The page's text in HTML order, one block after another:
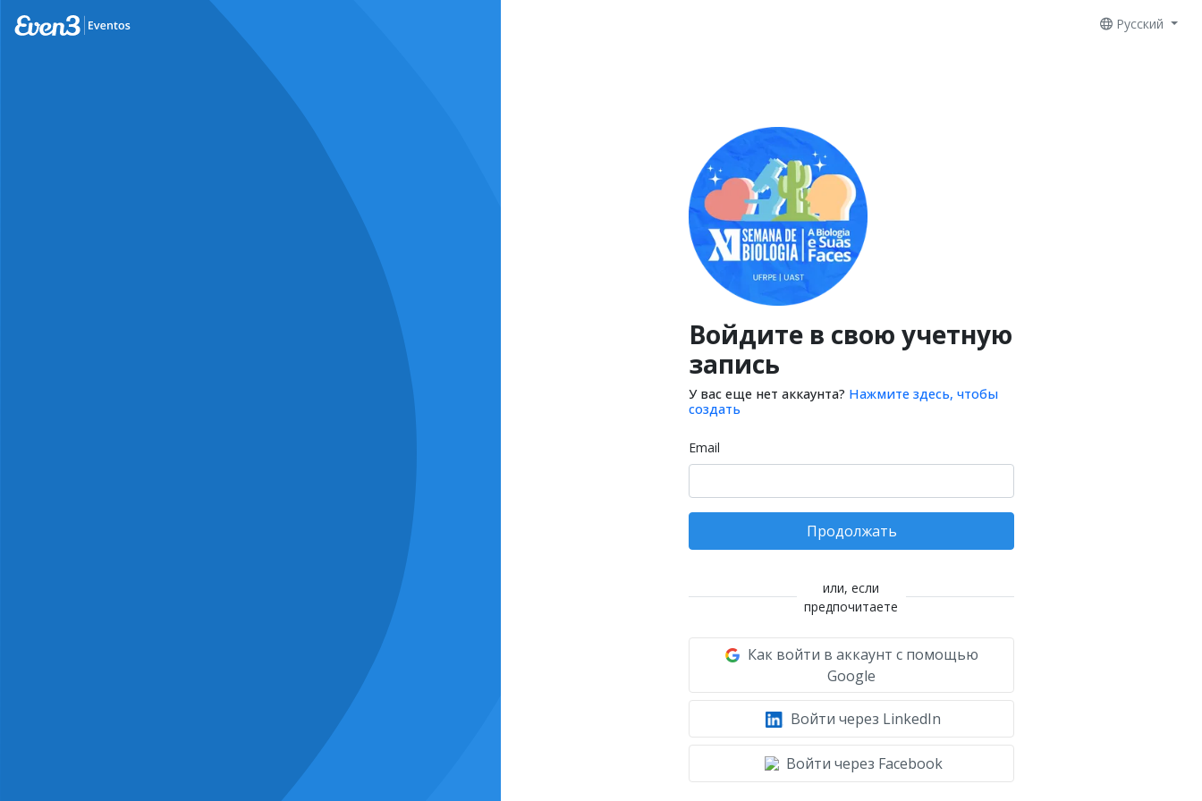
Русский
Войдите в свою учетную
запись
У вас еще нет аккаунта? Нажмите здесь, чтобы
создать
Email
Продолжать
или, если
предпочитаете
Как войти в аккаунт с помощью
Google
Войти через LinkedIn
Войти через Facebook